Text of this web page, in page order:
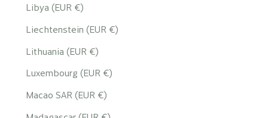
Libya (EUR €)
Liechtenstein (EUR €)
Lithuania (EUR €)
Luxembourg (EUR €)
Macao SAR (EUR €)